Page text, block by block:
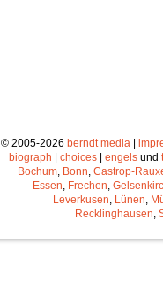
© 2005-2026 berndt media |
biograph | choices | engels und
Bochum Bonn Castrop-
Essen Frechen
Leverkusen Lünen
Recklinghausen